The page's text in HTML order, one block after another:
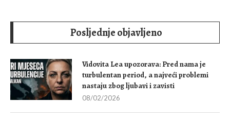
Posljednje objavljeno
Vidovita Lea upozorava: Pred nama je
turbulentan period, a najveći problemi
nastaju zbog ljubavi i zavisti
08/02/2026